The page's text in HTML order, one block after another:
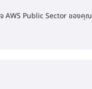
จ AWS Public Sector ของคุณ